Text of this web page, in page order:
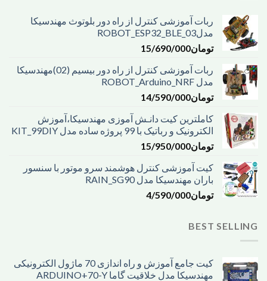
ربات آموزشی کنترل از راه دور بلوتوث مهندسیکا
مدل03_ROBOT_ESP32_BLE
تومان15/690/000
ربات آموزشی کنترل از راه دور بیسیم (02)مهندسیکا
مدل ROBOT_Arduino_NRF
تومان14/590/000
کاملترین کیت دانـش آموزی مهندسیکا،آموزش
الکترونیک و رباتیک با 99 پروژه ساده مدل KIT_99DIY
تومان15/950/000
کیت آموزشی کنترل هوشمند سرو موتور با سنسور
باران مهندسیکا مدل RAIN_SG90
تومان4/590/000
BEST SELLING
کیت جامع آموزش و راه اندازی 70 ماژول الکترونیکی
مهندسیکا مدل خلاقیت گاما ARDUINO+70-Y